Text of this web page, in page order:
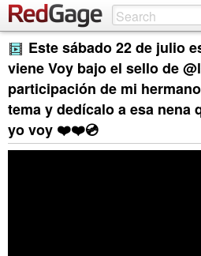
Este sábado 22 de julio
viene Voy bajo el sello de
participación de mi
tema y dedícalo a esa nena
yo voy ❤️❤️💿